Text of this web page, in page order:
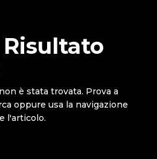
è stata trovata. Prova a
oppure usa la navigazione
l'articolo.